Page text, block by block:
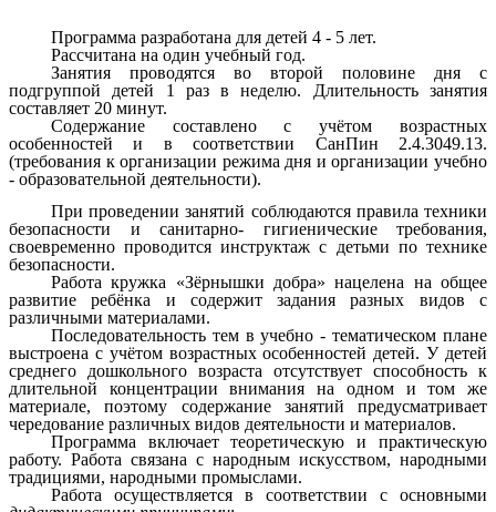
Программа разработана для детей 4 - 5 лет.
Рассчитана на один учебный год.
Занятия проводятся во второй половине дня с
подгруппой детей 1 раз в неделю. Длительность занятия
составляет 20 минут.
Содержание составлено с учётом возрастных
особенностей и в соответствии СанПин 2.4.3049.13.
(требования к организации режима дня и организации учебно
- образовательной деятельности).
При проведении занятий соблюдаются правила техники
безопасности и санитарно- гигиенические требования,
своевременно проводится инструктаж с детьми по технике
безопасности.
Работа кружка «Зёрнышки добра» нацелена на общее
развитие ребёнка и содержит задания разных видов с
различными материалами.
Последовательность тем в учебно - тематическом плане
выстроена с учётом возрастных особенностей детей. У детей
среднего дошкольного возраста отсутствует способность к
длительной концентрации внимания на одном и том же
материале, поэтому содержание занятий предусматривает
чередование различных видов деятельности и материалов.
Программа включает теоретическую и практическую
работу. Работа связана с народным искусством, народными
традициями, народными промыслами.
Работа осуществляется в соответствии с основными